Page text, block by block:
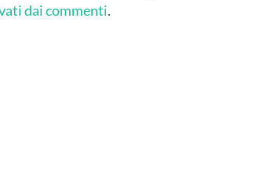
dai commenti.